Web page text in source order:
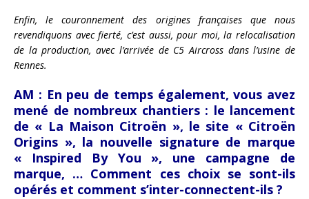
Enfin, le couronnement des origines françaises que nous
revendiquons avec fierté, c’est aussi, pour moi, la relocalisation
de la production, avec l’arrivée de C5 Aircross dans l’usine de
Rennes.
AM : En peu de temps également, vous avez
mené de nombreux chantiers : le lancement
de « La Maison Citroën », le site « Citroën
Origins », la nouvelle signature de marque
« Inspired By You », une campagne de
marque, … Comment ces choix se sont-ils
opérés et comment s’inter-connectent-ils ?